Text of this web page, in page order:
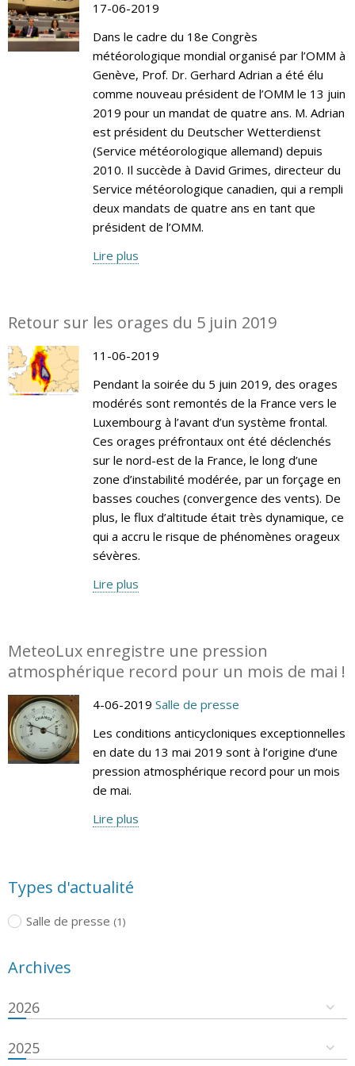
17-06-2019
Dans le cadre du 18e Congrès
météorologique mondial organisé par l’OMM à
Genève, Prof. Dr. Gerhard Adrian a été élu
comme nouveau président de l’OMM le 13 juin
2019 pour un mandat de quatre ans. M. Adrian
est président du Deutscher Wetterdienst
(Service météorologique allemand) depuis
2010. Il succède à David Grimes, directeur du
Service météorologique canadien, qui a rempli
deux mandats de quatre ans en tant que
président de l’OMM.
Lire plus
Retour sur les orages du 5 juin 2019
11-06-2019
Pendant la soirée du 5 juin 2019, des orages
modérés sont remontés de la France vers le
Luxembourg à l’avant d’un système frontal.
Ces orages préfrontaux ont été déclenchés
sur le nord-est de la France, le long d’une
zone d’instabilité modérée, par un forçage en
basses couches (convergence des vents). De
plus, le flux d’altitude était très dynamique, ce
qui a accru le risque de phénomènes orageux
sévères.
Lire plus
MeteoLux enregistre une pression
atmosphérique record pour un mois de mai !
4-06-2019 Salle de presse
Les conditions anticycloniques exceptionnelles
en date du 13 mai 2019 sont à l’origine d’une
pression atmosphérique record pour un mois
de mai.
Lire plus
Types d'actualité
Salle de presse (1)
Archives
2026
2025